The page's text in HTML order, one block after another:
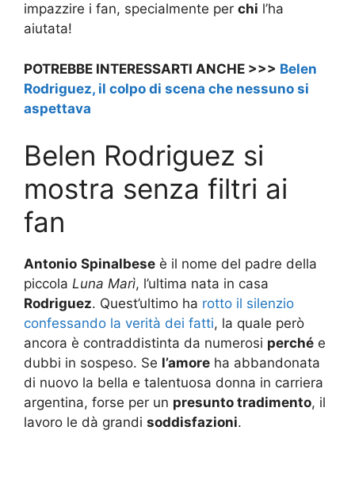
impazzire i fan, specialmente per chi l’ha
aiutata!
POTREBBE INTERESSARTI ANCHE >>> Belen
Rodriguez, il colpo di scena che nessuno si
aspettava
Belen Rodriguez si
mostra senza filtri ai
fan
Antonio Spinalbese è il nome del padre della
piccola Luna Marì, l’ultima nata in casa
Rodriguez. Quest’ultimo ha rotto il silenzio
confessando la verità dei fatti, la quale però
ancora è contraddistinta da numerosi perché e
dubbi in sospeso. Se l’amore ha abbandonata
di nuovo la bella e talentuosa donna in carriera
argentina, forse per un presunto tradimento, il
lavoro le dà grandi soddisfazioni.